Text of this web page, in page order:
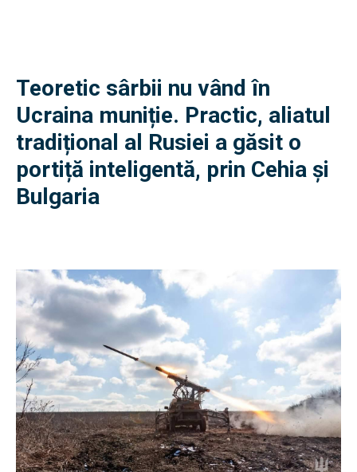
Teoretic sârbii nu vând în
Ucraina muniție. Practic, aliatul
tradițional al Rusiei a găsit o
portiță inteligentă, prin Cehia și
Bulgaria